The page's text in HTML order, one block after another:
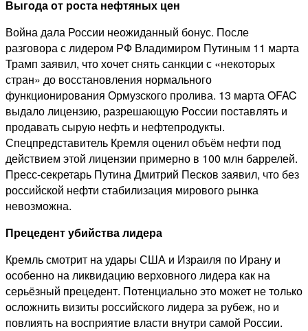
Выгода от роста нефтяных цен
Война дала России неожиданный бонус. После
разговора с лидером РФ Владимиром Путиным 11 марта
Трамп заявил, что хочет снять санкции с «некоторых
стран» до восстановления нормального
функционирования Ормузского пролива. 13 марта OFAC
выдало лицензию, разрешающую России поставлять и
продавать сырую нефть и нефтепродукты.
Спецпредставитель Кремля оценил объём нефти под
действием этой лицензии примерно в 100 млн баррелей.
Пресс-секретарь Путина Дмитрий Песков заявил, что без
российской нефти стабилизация мирового рынка
невозможна.
Прецедент убийства лидера
Кремль смотрит на удары США и Израиля по Ирану и
особенно на ликвидацию верховного лидера как на
серьёзный прецедент. Потенциально это может не только
осложнить визиты российского лидера за рубеж, но и
повлиять на восприятие власти внутри самой России.